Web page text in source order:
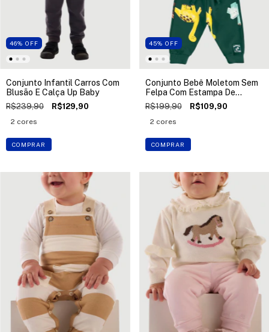
46% OFF
Conjunto Infantil Carros Com
Blusão E Calça Up Baby
R$239,90 R$129,90
2 cores
COMPRAR
45% OFF
Conjunto Bebê Moletom Sem
Felpa Com Estampa De
Dinossauro Up Baby
R$199,90 R$109,90
2 cores
COMPRAR